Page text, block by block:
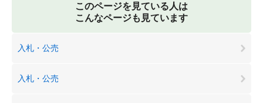
このページを見ている人は
こんなページも見ています
入札・公売
入札・公売